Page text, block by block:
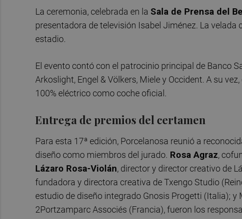
La ceremonia, celebrada en la Sala de Prensa del
presentadora de televisión Isabel Jiménez. La velada
estadio.
El evento contó con el patrocinio principal de Banco
Arkoslight, Engel & Völkers, Miele y Occident. A su
100% eléctrico como coche oficial.
Entrega de premios del certamen
Para esta 17ª edición, Porcelanosa reunió a
diseño como miembros del jurado. Rosa Agraz,
Lázaro Rosa-Violán, director y director creativo de
fundadora y directora creativa de Txengo Studio
estudio de diseño integrado Gnosis Progetti (Italia);
2Portzamparc Associés (Francia), fueron los